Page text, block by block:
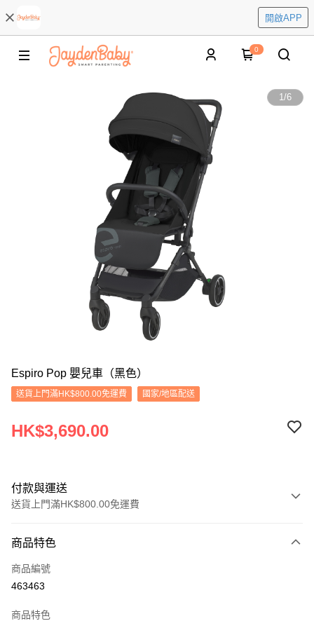
開啟APP
0
1/6
Espiro Pop 嬰兒車（黑色）
送貨上門滿HK$800.00免運費 國家/地區配送
HK$3,690.00
付款與運送
送貨上門滿HK$800.00免運費
信用卡
Apple Pay
商品特色
商品編號
463463
商品特色